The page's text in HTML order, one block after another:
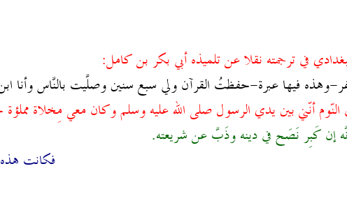
في ترجمته نقلا عن تلميذه أبي بكر بن كامل:
-وهذه فيها عبرة-حفظتُ القرآن ولي سبع سنين وصلَّيت بالنَّاس وأنا
النّوم أنّني بين يدي الرسول صلى الله عليه وسلم وكان معي مِخلاة
إنَّه إن كَبِر نَصَح في دينه وذَبَّ عن شريعته.
فكانت هذه